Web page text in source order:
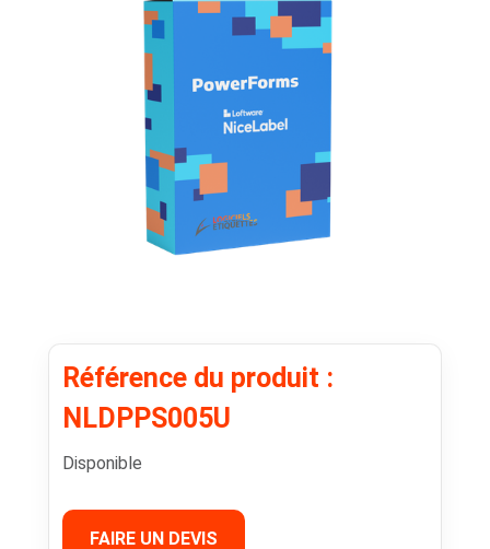
Référence du produit :
NLDPPS005U
Disponible
FAIRE UN DEVIS